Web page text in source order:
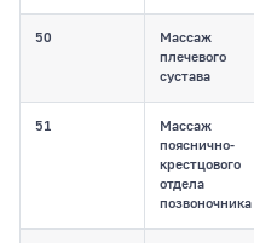
50
Массаж
плечевого
сустава
51
Массаж
пояснично-
крестцового
отдела
позвоночника